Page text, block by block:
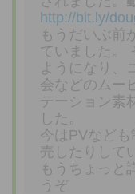
http://bit.ly/
もうだいぶ前
ていました。
ようになり、
会などのムー
テーション素
した。
今はPVなども
売したりして
もうちょっと
うぞ